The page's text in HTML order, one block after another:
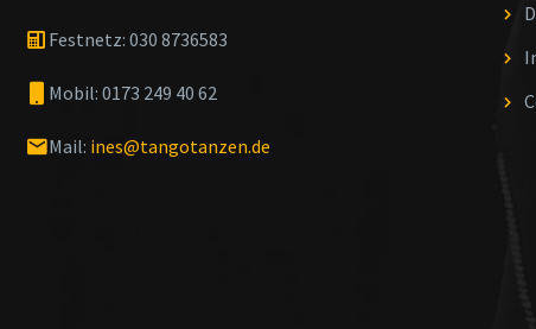
Festnetz: 030 8736583
Mobil: 0173 249 40 62
Mail: ines@tangotanzen.de